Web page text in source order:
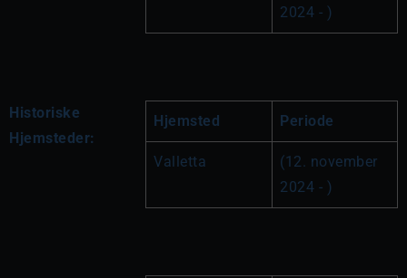
2024 - )
Historiske
Hjemsteder:
Hjemsted Periode
Valletta
(12. november
2024 - )